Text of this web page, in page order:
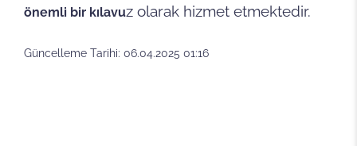
önemli bir kılavuz olarak hizmet etmektedir.
Güncelleme Tarihi: 06.04.2025 01:16